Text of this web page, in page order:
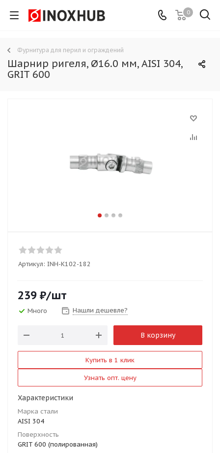
0
Фурнитура для перил и ограждений
Шарнир ригеля, Ø16.0 мм, AISI 304,
GRIT 600
Артикул: INH-K102-182
239 ₽/шт
Много Нашли дешевле?
В корзину
Купить в 1 клик
Узнать опт. цену
Характеристики
Марка стали
AISI 304
Поверхность
GRIT 600 (полированная)